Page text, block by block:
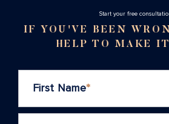
Stаrt your free
IF YOU'VE BEEN
HELP TO MAKE
First Name*